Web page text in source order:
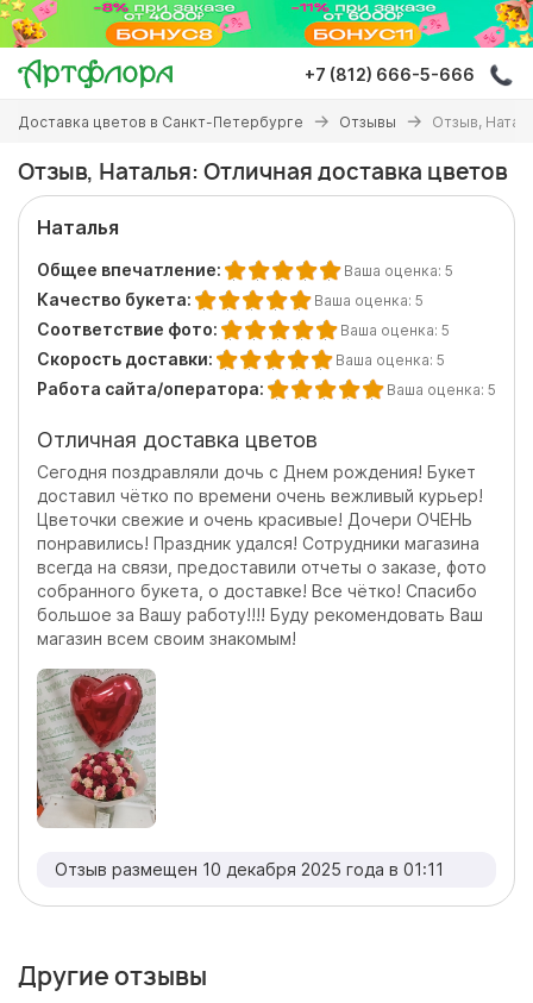
Перейти
основному
содержанию
+7 (812) 666-5-666
Вы
здесь
Доставка цветов в Санкт-Петербурге Отзывы Отзыв,
Отзыв, Наталья: Отличная доставка цветов
Наталья
Общее впечатление: Ваша оценка: 5
Качество букета: Ваша оценка: 5
Соответствие фото: Ваша оценка: 5
Скорость доставки: Ваша оценка: 5
Работа сайта/оператора: Ваша оценка: 5
Отличная доставка цветов
Сегодня поздравляли дочь с Днем рождения! Букет
доставил чётко по времени очень вежливый курьер!
Цветочки свежие и очень красивые! Дочери ОЧЕНЬ
понравились! Праздник удался! Сотрудники магазина
всегда на связи, предоставили отчеты о заказе, фото
собранного букета, о доставке! Все чётко! Спасибо
большое за Вашу работу!!!! Буду рекомендовать Ваш
магазин всем своим знакомым!
Отзыв размещен 10 декабря 2025 года в 01:11
Другие отзывы